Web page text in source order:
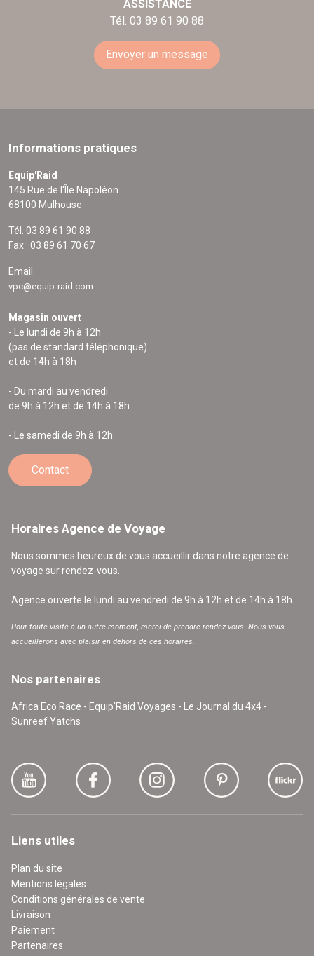
ASSISTANCE
Tél. 03 89 61 90 88
Envoyer un message
Informations pratiques
Equip'Raid
145 Rue de l'Île Napoléon
68100 Mulhouse
Tél. 03 89 61 90 88
Fax : 03 89 61 70 67
Email
vpc@equip-raid.com
Magasin ouvert
- Le lundi de 9h à 12h
(pas de standard téléphonique)
et de 14h à 18h
- Du mardi au vendredi
de 9h à 12h et de 14h à 18h
- Le samedi de 9h à 12h
Contact
Horaires Agence de Voyage
Nous sommes heureux de vous accueillir dans notre agence de
voyage sur rendez-vous.
Agence ouverte le lundi au vendredi de 9h à 12h et de 14h à 18h.
Pour toute visite à un autre moment, merci de prendre rendez-vous. Nous vous
accueillerons avec plaisir en dehors de ces horaires.
Nos partenaires
Africa Eco Race - Equip'Raid Voyages - Le Journal du 4x4 -
Sunreef Yatchs
Liens utiles
Plan du site
Mentions légales
Conditions générales de vente
Livraison
Paiement
Partenaires